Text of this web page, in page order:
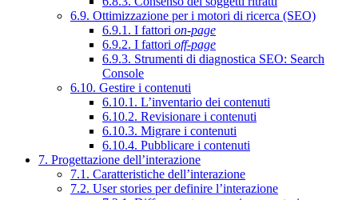
6.9. Ottimizzazione per i motori di ricerca (SEO)
6.9.1. I fattori on-page
6.9.2. I fattori off-page
6.9.3. Strumenti di diagnostica SEO: Search
Console
6.10. Gestire i contenuti
6.10.1. L’inventario dei contenuti
6.10.2. Revisionare i contenuti
6.10.3. Migrare i contenuti
6.10.4. Pubblicare i contenuti
7. Progettazione dell’interazione
7.1. Caratteristiche dell’interazione
7.2. User stories per definire l’interazione